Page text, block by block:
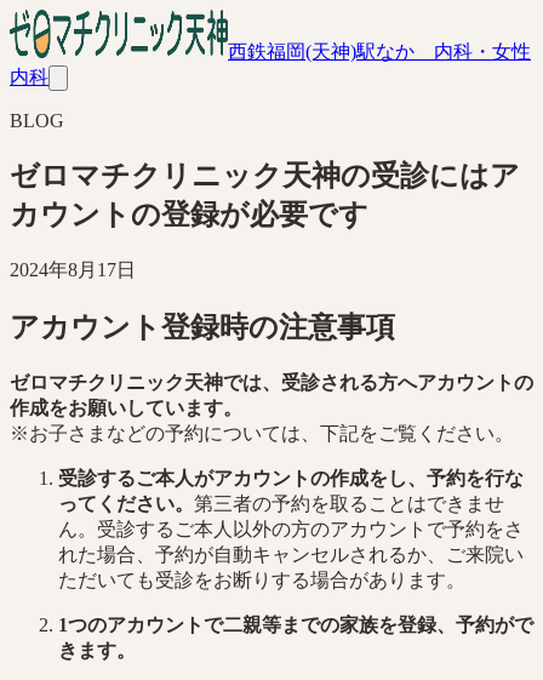
西鉄福岡(天神)駅なか 内科・女性
内科
BLOG
ゼロマチクリニック天神の受診にはア
カウントの登録が必要です
2024年8月17日
アカウント登録時の注意事項
ゼロマチクリニック天神では、受診される方へアカウントの
作成をお願いしています。
※お子さまなどの予約については、下記をご覧ください。
受診するご本人がアカウントの作成をし、予約を行な
ってください。 第三者の予約を取ることはできませ
ん。受診するご本人以外の方のアカウントで予約をさ
れた場合、予約が自動キャンセルされるか、ご来院い
ただいても受診をお断りする場合があります。
1つのアカウントで二親等までの家族を登録、予約がで
きます。